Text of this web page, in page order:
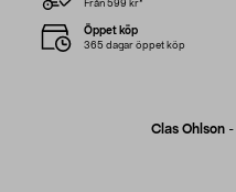
Clas Ohlson -
Från 599 kr*
Öppet köp
365 dagar öppet köp